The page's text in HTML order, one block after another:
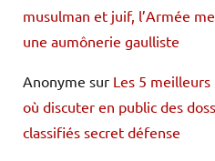
musulman et juif, l’Armée
une aumônerie gaulliste
Anonyme sur Les 5
où discuter en public des
classifiés secret défense